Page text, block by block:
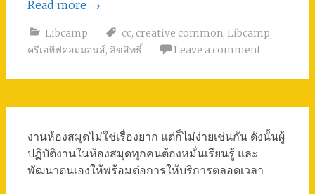
Read more →
Libcamp cc, creative common, Libcamp,
ครีเอทีฟคอมมอนส์, ลิขสิทธิ์ Leave a comment
งานห้องสมุดไม่ใช่เรื่องยาก แต่ก็ไม่ง่ายเช่นกัน ดังนั้นผู้
ปฏิบัติงานในห้องสมุดทุกคนต้องหมั่นเรียนรู้ และ
พัฒนาตนเองให้พร้อมต่อการให้บริการตลอดเวลา